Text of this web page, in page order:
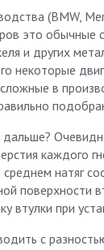
(BMW,
это обычные
и других
некоторые
в
каждого
натяг
поверхности
втулки при
с